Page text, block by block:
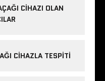
CIHAZI OLAN
CIHAZLA TESPITI